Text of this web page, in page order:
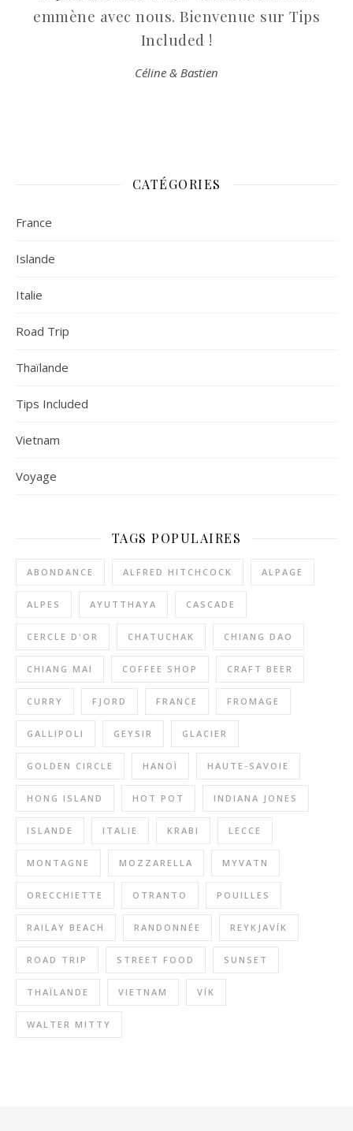
emmène avec nous. Bienvenue sur Tips
Included !
Céline & Bastien
CATÉGORIES
France
Islande
Italie
Road Trip
Thaïlande
Tips Included
Vietnam
Voyage
TAGS POPULAIRES
ABONDANCE ALFRED HITCHCOCK ALPAGE
ALPES AYUTTHAYA CASCADE
CERCLE D'OR CHATUCHAK CHIANG DAO
CHIANG MAI COFFEE SHOP CRAFT BEER
CURRY FJORD FRANCE FROMAGE
GALLIPOLI GEYSIR GLACIER
GOLDEN CIRCLE HANOÏ HAUTE-SAVOIE
HONG ISLAND HOT POT INDIANA JONES
ISLANDE ITALIE KRABI LECCE
MONTAGNE MOZZARELLA MYVATN
ORECCHIETTE OTRANTO POUILLES
RAILAY BEACH RANDONNÉE REYKJAVÍK
ROAD TRIP STREET FOOD SUNSET
THAÏLANDE VIETNAM VÍK
WALTER MITTY